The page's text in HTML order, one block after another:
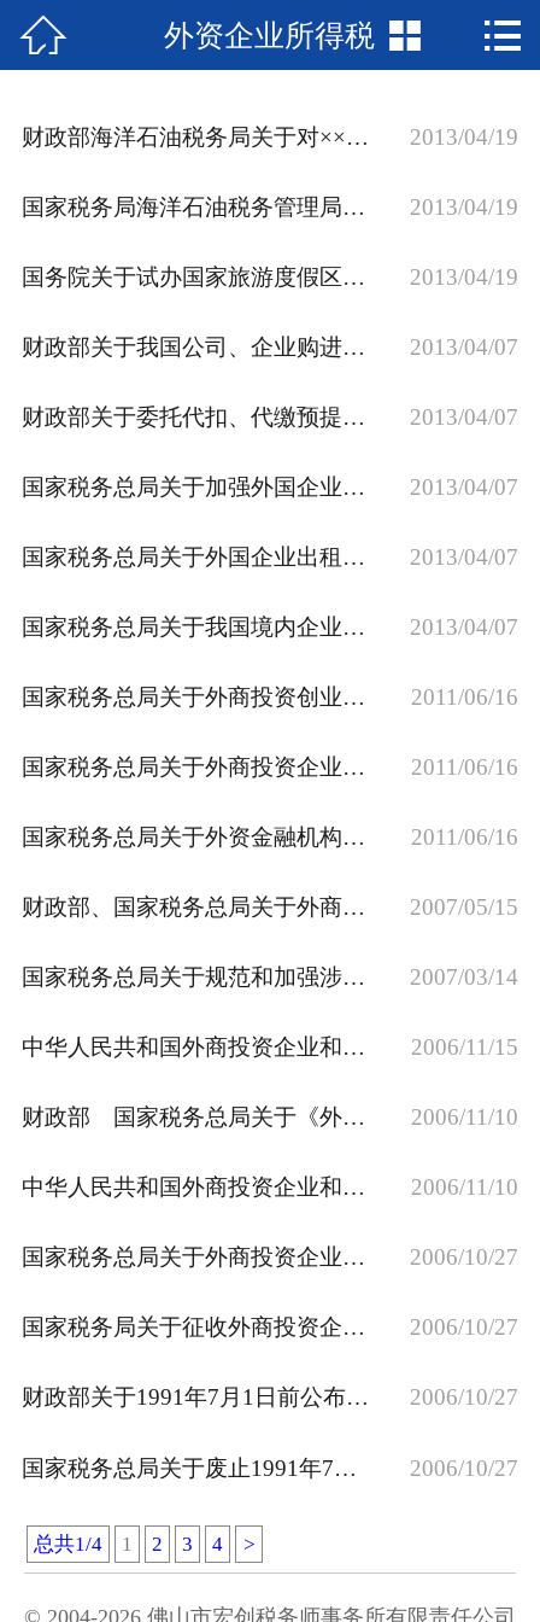
 网站首页
财会法规库
税收法规库
国际税收库
 外资企业所得税  
财政部海洋石油税务局关于对×××公司等外商征收预提税问题的批复 2013/04/19
国家税务局海洋石油税务管理局关于石油合同中规定的合同利息税收处理问题的批复 2013/04/19
国务院关于试办国家旅游度假区有关问题的通知 2013/04/19
财政部关于我国公司、企业购进设备或租赁设备由对方提供贷款的利息征免所得税问题的通知 2013/04/07
财政部关于委托代扣、代缴预提所得税提取手续费问题的通知 2013/04/07
国家税务总局关于加强外国企业 预提所得税代扣代缴管理工作的通知 2013/04/07
国家税务总局关于外国企业出租卫星通讯线路所取得的收入征税问题的通知 2013/04/07
国家税务总局关于我国境内企业应付费用扣缴外国企业预提所得税问题的通知 2013/04/07
国家税务总局关于外商投资创业投资公司缴纳企业所得税有关税收问题的通知 2011/06/16
国家税务总局关于外商投资企业和外国企业的雇员的境外保险费有关所得税处理问题的通知【全文废止】 2011/06/16
国家税务总局关于外资金融机构有关税收业务问题的通知【全文废止】 2011/06/16
财政部、国家税务总局关于外商投资企业和外国企业缴纳的3%地方所得税收入级次问题的通知 2007/05/15
国家税务总局关于规范和加强涉外企业汇总（合并）申报缴纳所得税管理有关问题的通知 2007/03/14
中华人民共和国外商投资企业和外国企业所得税法 2006/11/15
财政部 国家税务总局关于《外商投资企业和外国企业所得税法实施细则》第七十二条有关项目解释的通知 2006/11/10
中华人民共和国外商投资企业和外国企业所得税法实施细则 2006/11/10
国家税务总局关于外商投资企业租用场地缴纳土地使用费列支问题的函 2006/10/27
国家税务局关于征收外商投资企业和外国企业所得税使用完税证缴款书问题的通知 2006/10/27
财政部关于1991年7月1日前公布的有关计征外商投资企业和外国企业所得税的规定处理办法的通知 2006/10/27
国家税务总局关于废止1991年7月1前制定的有关计征外商投资企业和外国企业所得税部分规定的通知 2006/10/27
总共1/4 1 2 3 4 >